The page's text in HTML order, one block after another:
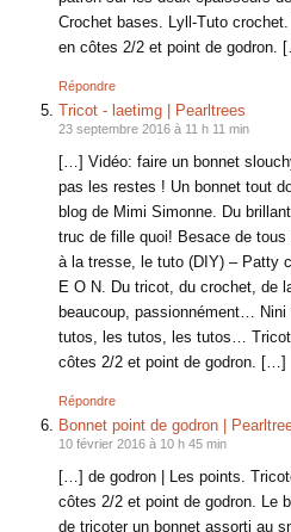
Crochet bases. Lyll-Tuto
en côtes 2/2 et point de godron.
Répondre
Tricot - laetimg | Pearltrees
23 septembre 2016 à 11 h 11 min
[…] Vidéo: faire un bonnet
pas les restes ! Un bonnet tout
blog de Mimi Simonne. Du
truc de fille quoi! Besace de tous
à la tresse, le tuto (DIY) – Patty
E O N. Du tricot, du crochet, de
beaucoup, passionnément… Nini
tutos, les tutos, les tutos…
côtes 2/2 et point de godron. […]
Répondre
Bonnet point de godron |
10 février 2016 à 10 h 45 min
[…] de godron | Les points.
côtes 2/2 et point de godron. Le
de tricoter un bonnet assorti au